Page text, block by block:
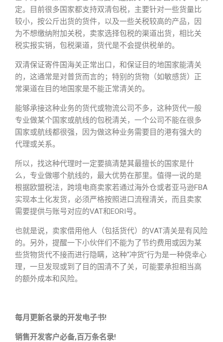
定。目前很多国家都支持双清包税，主要针对一些货量比
较小，按公斤出货的货件，以及一些关税较高的产品，因
为不想缴纳附加关税，卖家选择包税的渠道出货，相比关
税实报实销，包税渠道，货代是不会提供税单的。
双清保证寄件国海关正常出口，和保证目的地国家能清关
的，这通常是对普货而言的；特别的货物（如敏感货）正
常渠道在目的地国家是不能正常清关的。
能够承接这种业务的货代或物流公司不多，这种货代一般
专业做某个国家或航线的包税清关，一个公司不能在很多
国家或航线都很强，因为做这种业务需要目的港有强大的
代理或关系。
所以，找这种代理时一定要搞清楚其最擅长的国家是什
么，专业做哪个航线的，最大优势在那里。值得一说的是
根据欧盟税法，跨境电商卖家若通过海外仓或者亚马逊FBA
实现本土化发货，必须严格按照进口流程清关，而且卖家
需要提供与账号对应的VAT和EORI号。
也就是说，卖家借用他人（包括货代）的VAT清关是有风险
的。另外，提醒一下小伙伴们不能为了节约费用或因为某
些货物货代不接而进行隐瞒，这种“冲货”行为是一种侥幸心
理，一旦发现或到了目的国清不了关，可能要承担相当高
的额外成本和风险。
每月更新名录的开发电子书!
销售开发客户必备,百万条名录!